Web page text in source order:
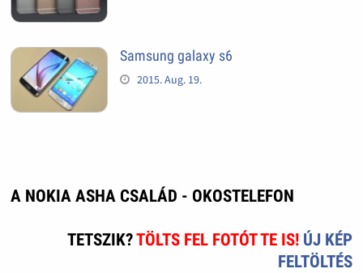
Samsung galaxy s6
2015. Aug. 19.
A NOKIA ASHA CSALÁD - OKOSTELEFON
TETSZIK?TÖLTS FEL FOTÓT TE IS! ÚJ KÉP
FELTÖLTÉS